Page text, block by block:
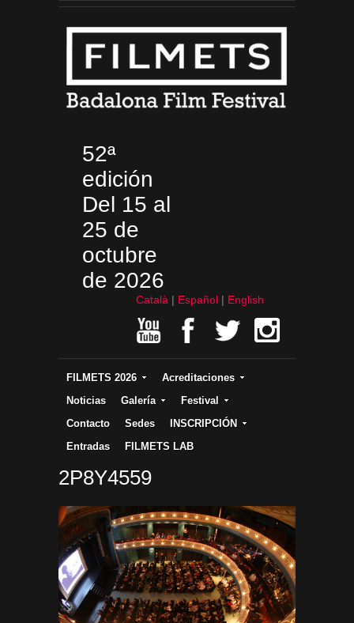
52ª
edición
Del 15 al
25 de
octubre
de 2026
Català Español English
FILMETS 2026
Acreditaciones
Noticias
Galería
Festival
Contacto
Sedes
INSCRIPCIÓN
Entradas
FILMETS LAB
2P8Y4559